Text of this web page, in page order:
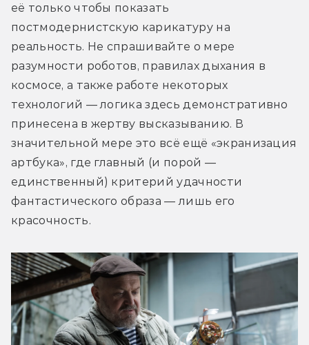
её только чтобы показать
постмодернистскую карикатуру на
реальность. Не спрашивайте о мере
разумности роботов, правилах дыхания в
космосе, а также работе некоторых
технологий — логика здесь демонстративно
принесена в жертву высказыванию. В
значительной мере это всё ещё «экранизация
артбука», где главный (и порой —
единственный) критерий удачности
фантастического образа — лишь его
красочность.